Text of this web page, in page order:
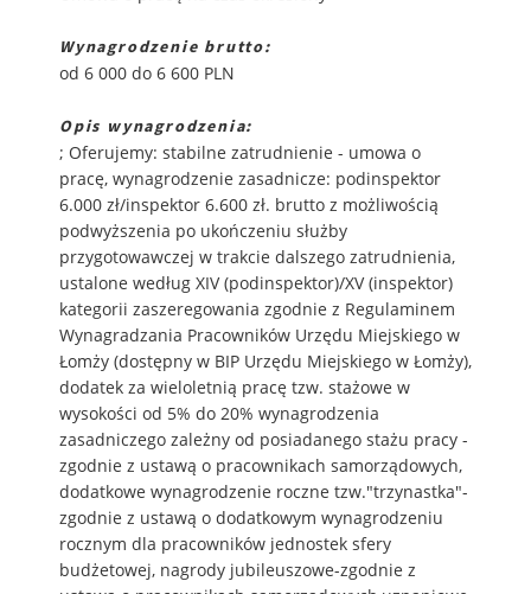
Wynagrodzenie brutto:
od 6 000 do 6 600 PLN
Opis wynagrodzenia:
; Oferujemy: stabilne zatrudnienie - umowa o
pracę, wynagrodzenie zasadnicze: podinspektor
6.000 zł/inspektor 6.600 zł. brutto z możliwością
podwyższenia po ukończeniu służby
przygotowawczej w trakcie dalszego zatrudnienia,
ustalone według XIV (podinspektor)/XV (inspektor)
kategorii zaszeregowania zgodnie z Regulaminem
Wynagradzania Pracowników Urzędu Miejskiego w
Łomży (dostępny w BIP Urzędu Miejskiego w Łomży),
dodatek za wieloletnią pracę tzw. stażowe w
wysokości od 5% do 20% wynagrodzenia
zasadniczego zależny od posiadanego stażu pracy -
zgodnie z ustawą o pracownikach samorządowych,
dodatkowe wynagrodzenie roczne tzw."trzynastka"-
zgodnie z ustawą o dodatkowym wynagrodzeniu
rocznym dla pracowników jednostek sfery
budżetowej, nagrody jubileuszowe-zgodnie z